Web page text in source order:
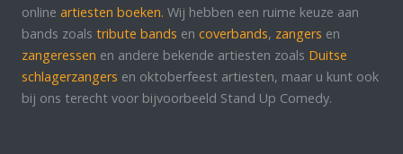
online artiesten boeken. Wij hebben een ruime keuze aan
bands zoals tribute bands en coverbands, zangers en
zangeressen en andere bekende artiesten zoals Duitse
schlagerzangers en oktoberfeest artiesten, maar u kunt ook
bij ons terecht voor bijvoorbeeld Stand Up Comedy.